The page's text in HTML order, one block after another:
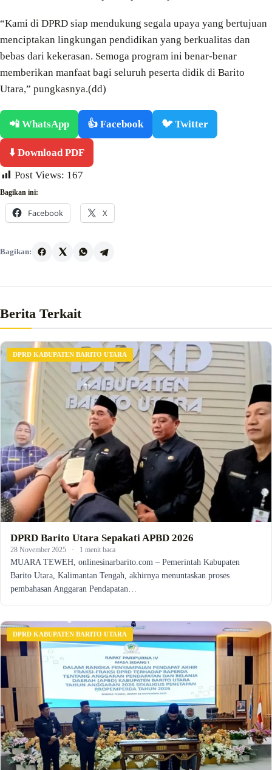
“Kami di DPRD siap mendukung segala upaya yang bertujuan
menciptakan lingkungan pendidikan yang berkualitas dan
bebas dari kekerasan. Semoga program ini benar-benar
memberikan manfaat bagi seluruh peserta didik di Barito
Utara,” pungkasnya.(dd)
📲 WhatsApp 👍 Facebook 🐦 Twitter
⬇️ Download PDF
Post Views: 167
Bagikan ini:
Facebook X
Bagikan:
Berita Terkait
DPRD KABUPATEN BARITO UTARA
DPRD Barito Utara Sepakati APBD 2026
28 November 2025 · 1 menit baca
MUARA TEWEH, onlinesinarbarito.com – Pemerintah Kabupaten
Barito Utara, Kalimantan Tengah, akhirnya menuntaskan proses
pembahasan Anggaran Pendapatan…
DPRD KABUPATEN BARITO UTARA